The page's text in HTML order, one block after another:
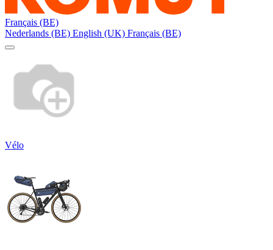
Français (BE)
Nederlands (BE) English (UK) Français (BE)
Vélo